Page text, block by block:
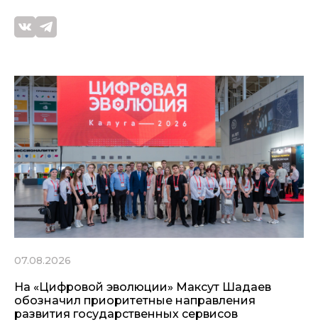
07.08.2026
На «Цифровой эволюции» Максут Шадаев
обозначил приоритетные направления
развития государственных сервисов